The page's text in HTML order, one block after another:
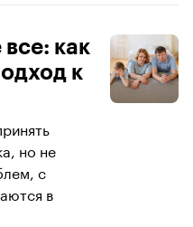
как
к
но не
с
в